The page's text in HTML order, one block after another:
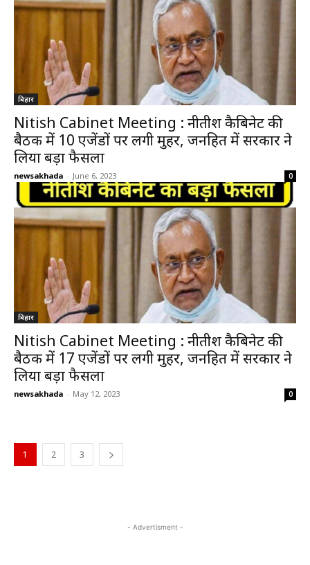
बिहार
Nitish Cabinet Meeting : नीतीश कैबिनेट की
बैठक में 10 एजेंडों पर लगी मुहर, जनहित में सरकार ने
लिया बड़ा फैसला
newsakhada - June 6, 2023 0
बिहार
Nitish Cabinet Meeting : नीतीश कैबिनेट की
बैठक में 17 एजेंडों पर लगी मुहर, जनहित में सरकार ने
लिया बड़ा फैसला
newsakhada - May 12, 2023 0
1 2 3
- Advertisment -